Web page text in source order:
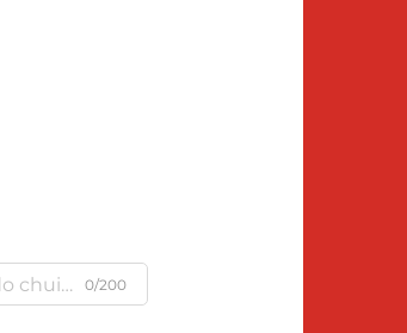
0/200